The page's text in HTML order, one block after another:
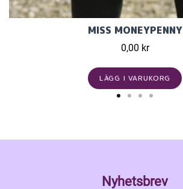
MISS MONEYPENNY
0,00 kr
LÄGG I VARUKORG
Nyhetsbrev